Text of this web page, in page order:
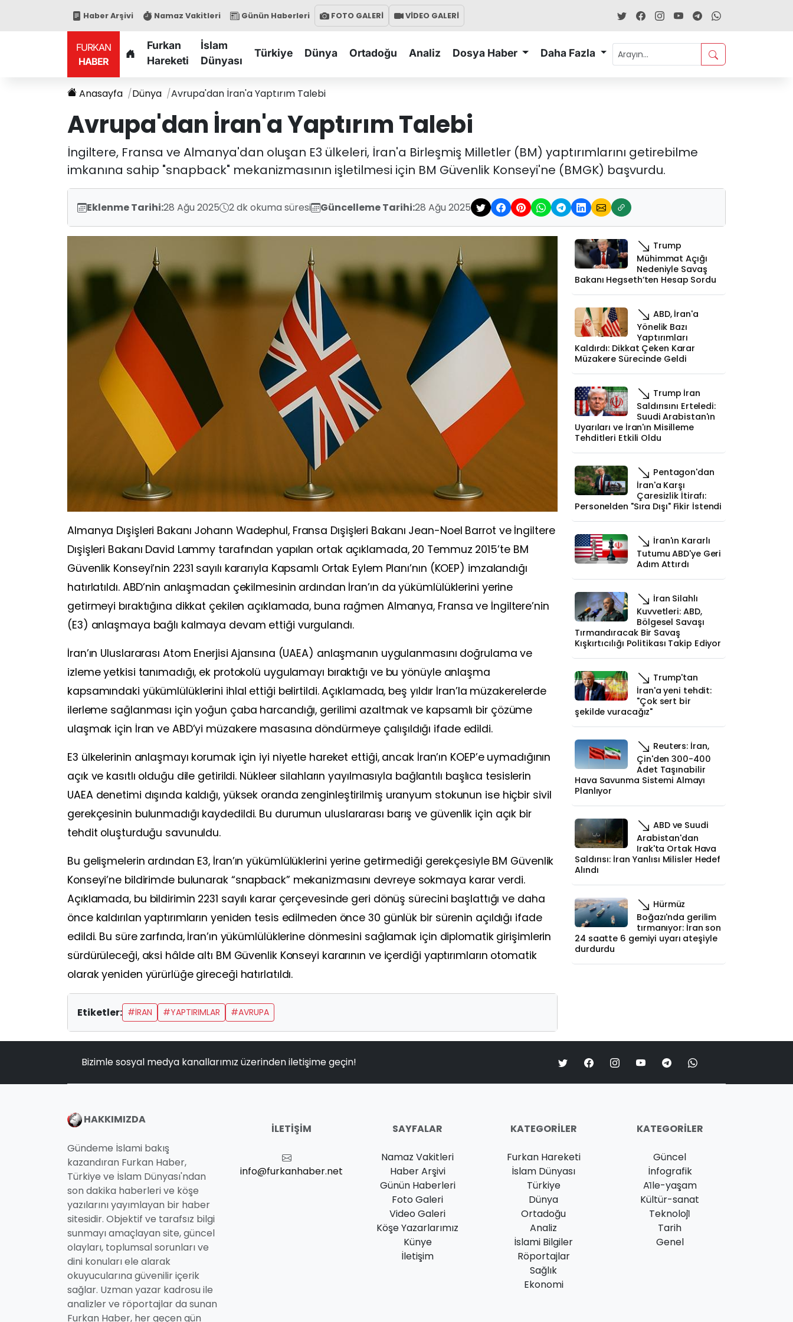
Haber Arşivi Namaz Vakitleri Günün Haberleri FOTO GALERİ VİDEO GALERİ
FURKAN
HABER
Furkan
Hareketi
İslam
Dünyası
Türkiye Dünya Ortadoğu Analiz Dosya Haber Daha Fazla
Anasayfa Dünya Avrupa'dan İran'a Yaptırım Talebi
Avrupa'dan İran'a Yaptırım Talebi
İngiltere, Fransa ve Almanya'dan oluşan E3 ülkeleri, İran'a Birleşmiş Milletler (BM) yaptırımlarını getirebilme
imkanına sahip "snapback" mekanizmasının işletilmesi için BM Güvenlik Konseyi'ne (BMGK) başvurdu.
Eklenme Tarihi:28 Ağu 2025 2 dk okuma süresi Güncelleme Tarihi:28 Ağu 2025
Almanya Dışişleri Bakanı Johann Wadephul, Fransa Dışişleri Bakanı Jean-Noel Barrot ve İngiltere
Dışişleri Bakanı David Lammy tarafından yapılan ortak açıklamada, 20 Temmuz 2015’te BM
Güvenlik Konseyi’nin 2231 sayılı kararıyla Kapsamlı Ortak Eylem Planı’nın (KOEP) imzalandığı
hatırlatıldı. ABD’nin anlaşmadan çekilmesinin ardından İran’ın da yükümlülüklerini yerine
getirmeyi bıraktığına dikkat çekilen açıklamada, buna rağmen Almanya, Fransa ve İngiltere’nin
(E3) anlaşmaya bağlı kalmaya devam ettiği vurgulandı.
İran’ın Uluslararası Atom Enerjisi Ajansına (UAEA) anlaşmanın uygulanmasını doğrulama ve
izleme yetkisi tanımadığı, ek protokolü uygulamayı bıraktığı ve bu yönüyle anlaşma
kapsamındaki yükümlülüklerini ihlal ettiği belirtildi. Açıklamada, beş yıldır İran’la müzakerelerde
ilerleme sağlanması için yoğun çaba harcandığı, gerilimi azaltmak ve kapsamlı bir çözüme
ulaşmak için İran ve ABD’yi müzakere masasına döndürmeye çalışıldığı ifade edildi.
E3 ülkelerinin anlaşmayı korumak için iyi niyetle hareket ettiği, ancak İran’ın KOEP’e uymadığının
açık ve kasıtlı olduğu dile getirildi. Nükleer silahların yayılmasıyla bağlantılı başlıca tesislerin
UAEA denetimi dışında kaldığı, yüksek oranda zenginleştirilmiş uranyum stokunun ise hiçbir sivil
gerekçesinin bulunmadığı kaydedildi. Bu durumun uluslararası barış ve güvenlik için açık bir
tehdit oluşturduğu savunuldu.
Bu gelişmelerin ardından E3, İran’ın yükümlülüklerini yerine getirmediği gerekçesiyle BM Güvenlik
Konseyi’ne bildirimde bulunarak “snapback” mekanizmasını devreye sokmaya karar verdi.
Açıklamada, bu bildirimin 2231 sayılı karar çerçevesinde geri dönüş sürecini başlattığı ve daha
önce kaldırılan yaptırımların yeniden tesis edilmeden önce 30 günlük bir sürenin açıldığı ifade
edildi. Bu süre zarfında, İran’ın yükümlülüklerine dönmesini sağlamak için diplomatik girişimlerin
sürdürüleceği, aksi hâlde altı BM Güvenlik Konseyi kararının ve içerdiği yaptırımların otomatik
olarak yeniden yürürlüğe gireceği hatırlatıldı.
Etiketler: #IRAN #YAPTIRIMLAR #AVRUPA
Trump
Mühimmat Açığı
Nedeniyle Savaş
Bakanı Hegseth’ten Hesap Sordu
ABD, İran'a
Yönelik Bazı
Yaptırımları
Kaldırdı: Dikkat Çeken Karar
Müzakere Sürecinde Geldi
Trump İran
Saldırısını Erteledi:
Suudi Arabistan'ın
Uyarıları ve İran'ın Misilleme
Tehditleri Etkili Oldu
Pentagon'dan
İran'a Karşı
Çaresizlik İtirafı:
Personelden "Sıra Dışı" Fikir İstendi
İran'ın Kararlı
Tutumu ABD'ye Geri
Adım Attırdı
İran Silahlı
Kuvvetleri: ABD,
Bölgesel Savaşı
Tırmandıracak Bir Savaş
Kışkırtıcılığı Politikası Takip Ediyor
Trump'tan
İran'a yeni tehdit:
"Çok sert bir
şekilde vuracağız"
Reuters: İran,
Çin'den 300-400
Adet Taşınabilir
Hava Savunma Sistemi Almayı
Planlıyor
ABD ve Suudi
Arabistan'dan
Irak'ta Ortak Hava
Saldırısı: İran Yanlısı Milisler Hedef
Alındı
Hürmüz
Boğazı'nda gerilim
tırmanıyor: İran son
24 saatte 6 gemiyi uyarı ateşiyle
durdurdu
Bizimle sosyal medya kanallarımız üzerinden iletişime geçin!
HAKKIMIZDA
Gündeme İslami bakış
kazandıran Furkan Haber,
Türkiye ve İslam Dünyası'ndan
son dakika haberleri ve köşe
yazılarını yayımlayan bir haber
sitesidir. Objektif ve tarafsız bilgi
sunmayı amaçlayan site, güncel
olayları, toplumsal sorunları ve
dini konuları ele alarak
okuyucularına güvenilir içerik
sağlar. Uzman yazar kadrosu ile
analizler ve röportajlar da sunan
Furkan Haber, her geçen gün
İLETIŞIM
info@furkanhaber.net
SAYFALAR
Namaz Vakitleri
Haber Arşivi
Günün Haberleri
Foto Galeri
Video Galeri
Köşe Yazarlarımız
Künye
İletişim
KATEGORILER
Furkan Hareketi
İslam Dünyası
Türkiye
Dünya
Ortadoğu
Analiz
İslami Bilgiler
Röportajlar
Sağlık
Ekonomi
KATEGORILER
Güncel
İnfografik
Ai̇le-yaşam
Kültür-sanat
Teknoloji̇
Tarih
Genel